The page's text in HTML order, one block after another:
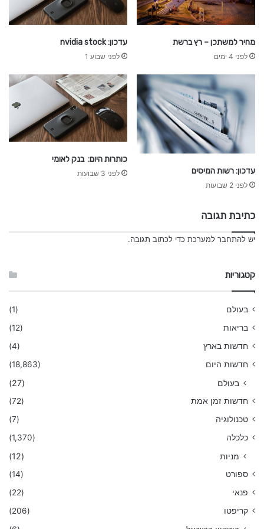
ז
מחיר למשתכן – רץ ברשת
לפני 4 ימים
עדכון: nvidia stock
לפני שבוע 1
עדכון: רשות המיסים
לפני 2 שבועות
כותרות היום: בנק לאומי
לפני 3 שבועות
כתיבת תגובה
יש להתחבר למערכת כדי לכתוב תגובה.
קטגוריות
בעולם
(1)
בריאות
(12)
חדשות בארץ
(4)
חדשות היום
(18,863)
בעולם (27)
חדשות זמן אמת
(72)
טכנולוגיה
(7)
כלכלה
(1,370)
מניות (12)
ספורט
(14)
פנאי
(22)
קריפטו
(206)